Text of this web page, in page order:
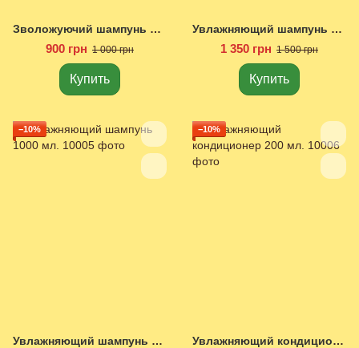
Зволожуючий шампунь 200 мл.
900 грн 1 000 грн
Купить
Увлажняющий шампунь 450 мл.
1 350 грн 1 500 грн
Купить
−10%
Увлажняющий шампунь 1000 мл.
−10%
Увлажняющий кондиционер 200 мл.